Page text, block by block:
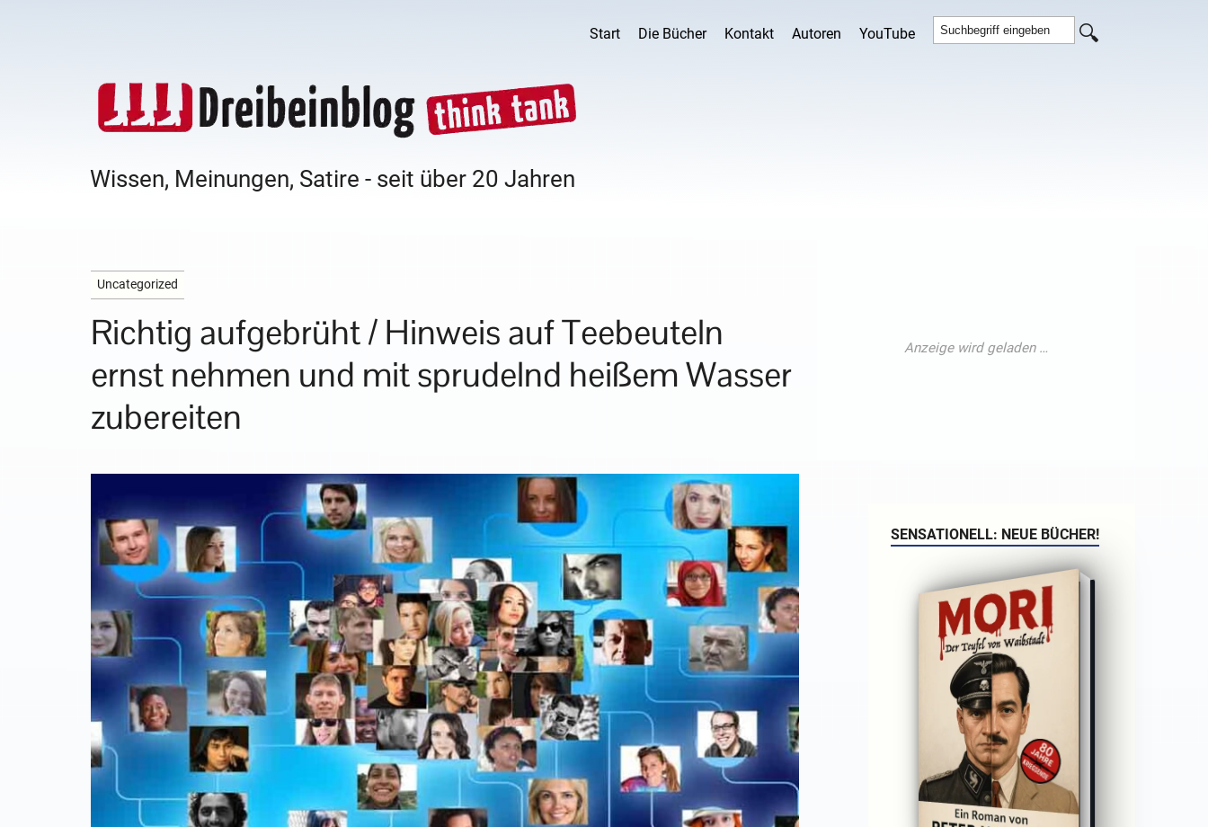
Start Die Bücher Kontakt Autoren YouTube
Wissen, Meinungen, Satire - seit über 20 Jahren
Uncategorized
Richtig aufgebrüht / Hinweis auf Teebeuteln
ernst nehmen und mit sprudelnd heißem Wasser
zubereiten
SENSATIONELL: NEUE BÜCHER!